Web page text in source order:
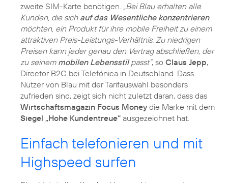
zweite SIM-Karte benötigen.
„Bei Blau erhalten alle
Kunden, die sich auf das Wesentliche konzentrieren
möchten, ein Produkt für ihre mobile Freiheit zu einem
attraktiven Preis-Leistungs-Verhältnis. Zu niedrigen
Preisen kann jeder genau den Vertrag abschließen, der
zu seinem mobilen Lebensstilpasst“, so Claus Jepp,
Director B2C bei Telefónica in Deutschland. Dass
Nutzer von Blau mit der Tarifauswahl besonders
zufrieden sind, zeigt sich nicht zuletzt daran, dass das
Wirtschaftsmagazin Focus Money die Marke mit dem
Siegel „Hohe Kundentreue“ ausgezeichnet hat.
Einfach telefonieren und mit
Highspeed surfen